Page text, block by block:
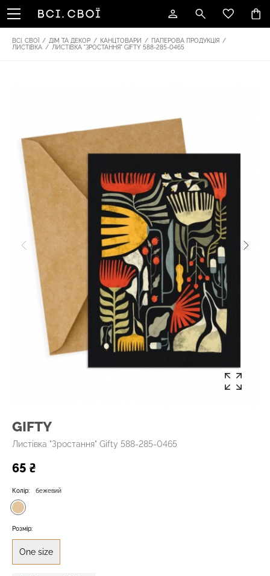
ВСІ. СВОЇ / ДІМ ТА ДЕКОР / КАНЦТОВАРИ / ПАПЕРОВА ПРОДУКЦІЯ
/
ЛИСТІВКА / ЛИСТІВКА "ЗРОСТАННЯ" GIFTY 588-285-0465
GIFTY
Листівка "Зростання" Gifty 588-285-0465
65 ₴
Колір: бежевий
Розмір:
One size